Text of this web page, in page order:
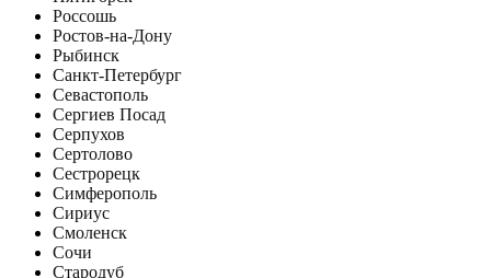
Россошь
Ростов-на-Дону
Рыбинск
Санкт-Петербург
Севастополь
Сергиев Посад
Серпухов
Сертолово
Сестрорецк
Симферополь
Сириус
Смоленск
Сочи
Стародуб